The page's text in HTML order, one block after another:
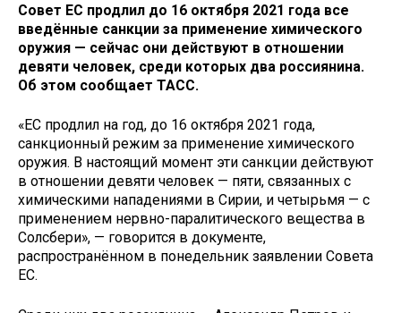
Совет ЕС продлил до 16 октября 2021 года все
введённые санкции за применение химического
оружия — сейчас они действуют в отношении
девяти человек, среди которых два россиянина.
Об этом сообщает ТАСС.
«ЕС продлил на год, до 16 октября 2021 года,
санкционный режим за применение химического
оружия. В настоящий момент эти санкции действуют
в отношении девяти человек — пяти, связанных с
химическими нападениями в Сирии, и четырьмя — с
применением нервно-паралитического вещества в
Солсбери», — говорится в документе,
распространённом в понедельник заявлении Совета
ЕС.